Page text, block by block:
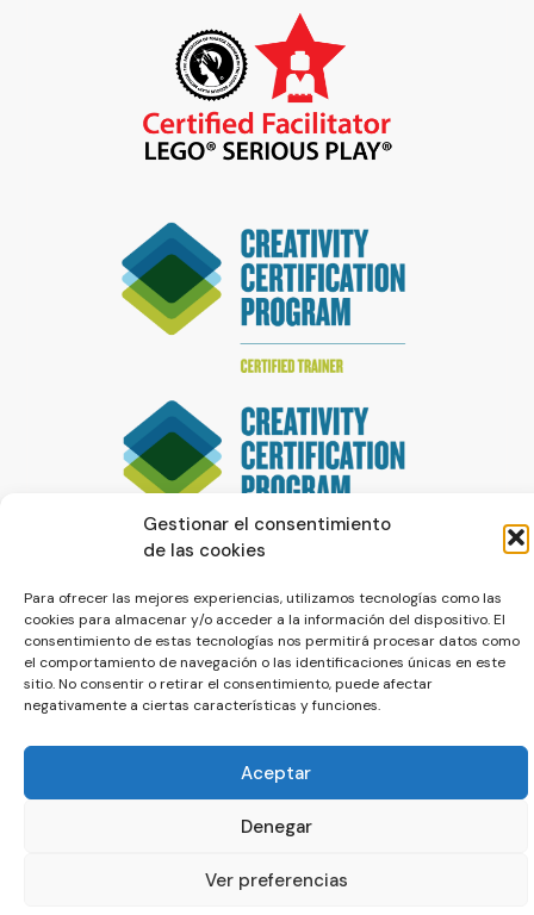
Gestionar el consentimiento
de las cookies
Para ofrecer las mejores experiencias, utilizamos tecnologías como las
cookies para almacenar y/o acceder a la información del dispositivo. El
consentimiento de estas tecnologías nos permitirá procesar datos como
el comportamiento de navegación o las identificaciones únicas en este
sitio. No consentir o retirar el consentimiento, puede afectar
negativamente a ciertas características y funciones.
Aceptar
Denegar
Ver preferencias
© La Servilleta - El Blog de Paco Prieto
Política de privacidad